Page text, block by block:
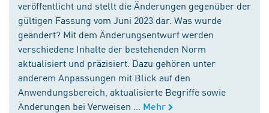
veröffentlicht und stellt die Änderungen gegenüber der
gültigen Fassung vom Juni 2023 dar. Was wurde
geändert? Mit dem Änderungsentwurf werden
verschiedene Inhalte der bestehenden Norm
aktualisiert und präzisiert. Dazu gehören unter
anderem Anpassungen mit Blick auf den
Anwendungsbereich, aktualisierte Begriffe sowie
Änderungen bei Verweisen ...
Mehr